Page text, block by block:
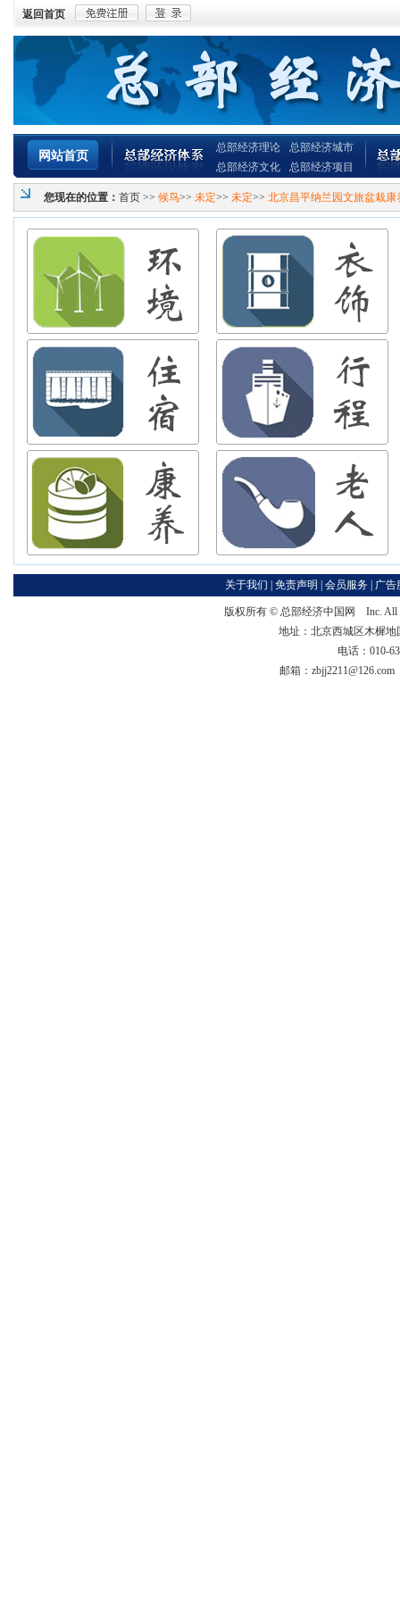
返回首页
网站首页
总部经济理论
总部经济文化
总部经济城市
总部经济项目
您现在的位置： 首页 >> 候鸟>> 未定>> 未定>> 北京昌平纳兰园文旅盆栽康
关于我们 免责声明 会员服务 广告
版权所有 © 总部经济中国网
Inc. All
地址：北京西城区木樨
电话：010-
邮箱：